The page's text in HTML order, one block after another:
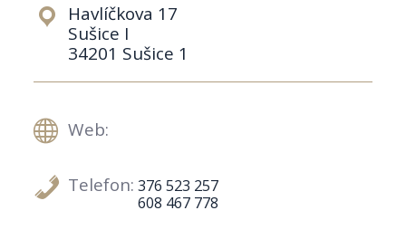
Havlíčkova 17
Sušice I
34201 Sušice 1
Web:
Telefon: 376 523 257
608 467 778